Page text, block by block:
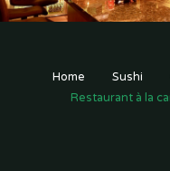
Home Sushi
Restaurant à la